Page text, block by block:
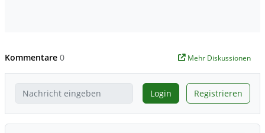
Kommentare 0 Mehr Diskussionen
Login Registrieren